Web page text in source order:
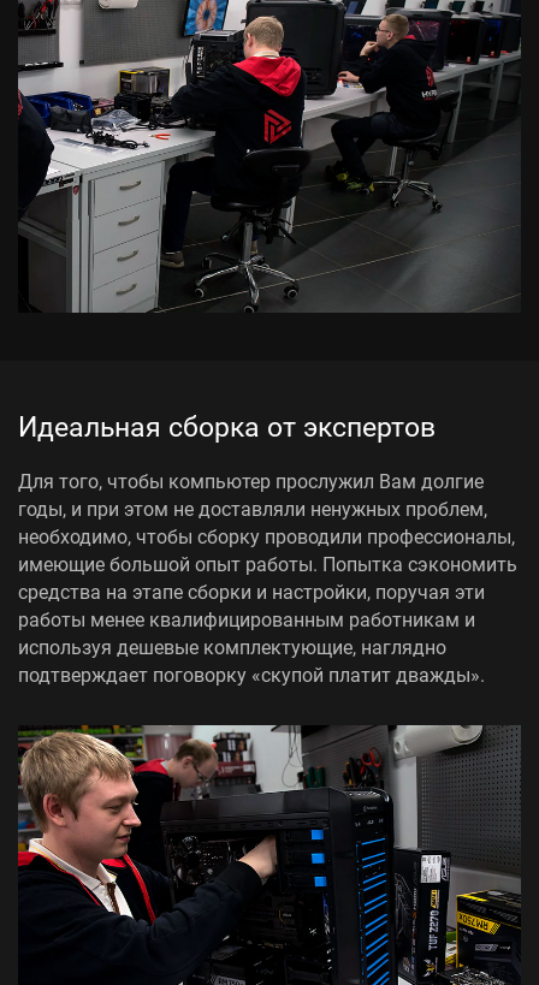
Идеальная сборка от экспертов
Для того, чтобы компьютер прослужил Вам долгие
годы, и при этом не доставляли ненужных проблем,
необходимо, чтобы сборку проводили профессионалы,
имеющие большой опыт работы. Попытка сэкономить
средства на этапе сборки и настройки, поручая эти
работы менее квалифицированным работникам и
используя дешевые комплектующие, наглядно
подтверждает поговорку «скупой платит дважды».